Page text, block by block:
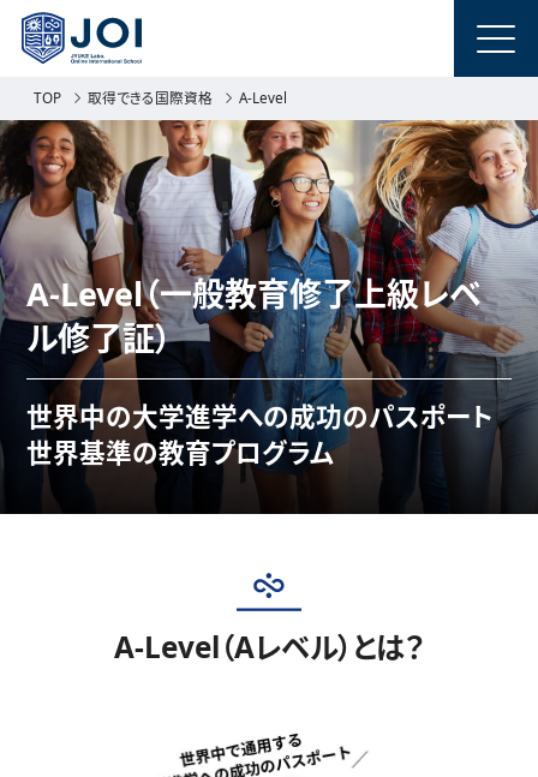
TOP 取得できる国際資格 A-Level
A-Level（一般教育修了上級レベ
ル修了証）
世界中の大学進学への成功のパスポート
世界基準の教育プログラム
A-Level（Aレベル）とは？